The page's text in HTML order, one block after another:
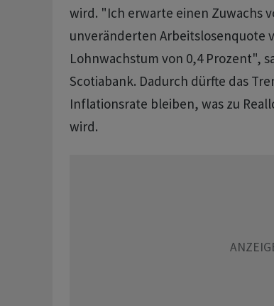
wird. "Ich erwarte einen Zuwachs
unveränderten Arbeitslosenquote
Lohnwachstum von 0,4 Prozent",
Scotiabank. Dadurch dürfte das
Inflationsrate bleiben, was zu
wird.